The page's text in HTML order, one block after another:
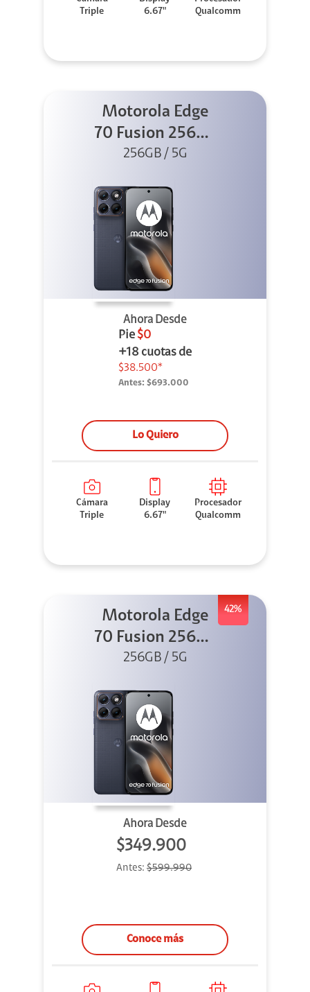
Triple
6.67"
Qualcomm
Motorola Edge
70 Fusion 256GB
Azul
256GB / 5G
Ahora Desde
Pie $0
+18 cuotas de
$38.500*
Antes: $693.000
Lo Quiero
Cámara
Triple
Display
6.67"
Procesador
Qualcomm
42%
Motorola Edge
70 Fusion 256GB
Azul
256GB / 5G
Ahora Desde
$349.900
Antes: $599.990
Conoce más